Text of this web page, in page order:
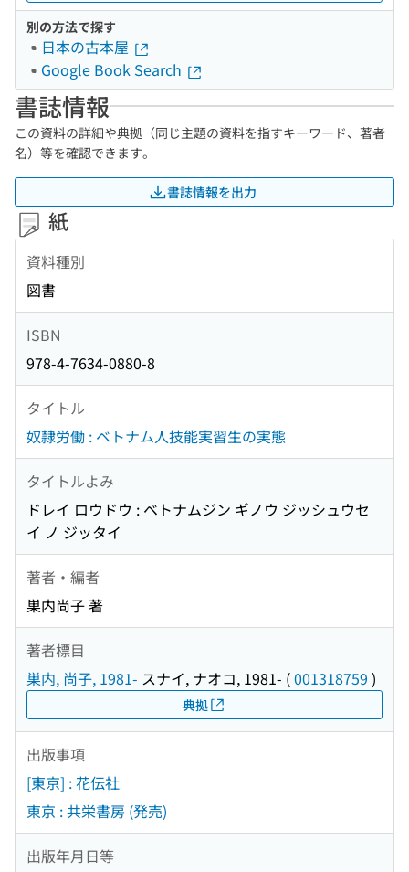
別の方法で探す
日本の古本屋
Google Book Search
書誌情報
この資料の詳細や典拠（同じ主題の資料を指すキーワード、著者
名）等を確認できます。
書誌情報を出力
紙
資料種別
図書
ISBN
978-4-7634-0880-8
タイトル
奴隷労働 : ベトナム人技能実習生の実態
タイトルよみ
ドレイ ロウドウ : ベトナムジン ギノウ ジッシュウセ
イ ノ ジッタイ
著者・編者
巣内尚子 著
著者標目
巣内, 尚子, 1981- スナイ, ナオコ, 1981- (001318759 )
典拠
出版事項
[東京] : 花伝社
東京 : 共栄書房 (発売)
出版年月日等